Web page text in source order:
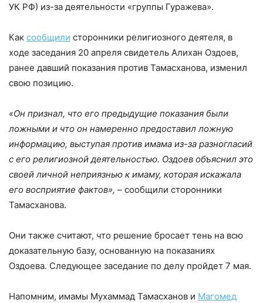
УК РФ) из-за деятельности «группы Гуражева».
Как сообщили сторонники религиозного деятеля, в
ходе заседания 20 апреля свидетель Алихан Оздоев,
ранее давший показания против Тамасханова, изменил
свою позицию.
«Он признал, что его предыдущие показания были
ложными и что он намеренно предоставил ложную
информацию, выступая против имама из-за разногласий
с его религиозной деятельностью. Оздоев объяснил это
своей личной неприязнью к имаму, которая искажала
его восприятие фактов», – сообщили сторонники
Тамасханова.
Они также считают, что решение бросает тень на всю
доказательную базу, основанную на показаниях
Оздоева. Следующее заседание по делу пройдет 7 мая.
Напомним, имамы Мухаммад Тамасханов и Магомед